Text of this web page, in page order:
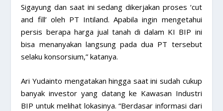
Sigayung dan saat ini sedang dikerjakan proses ‘cut
and fill’ oleh PT Intiland. Apabila ingin mengetahui
persis berapa harga jual tanah di dalam KI BIP ini
bisa menanyakan langsung pada dua PT tersebut
selaku konsorsium,” katanya.
Ari Yudainto mengatakan hingga saat ini sudah cukup
banyak investor yang datang ke Kawasan Industri
BIP untuk melihat lokasinya. “Berdasar informasi dari